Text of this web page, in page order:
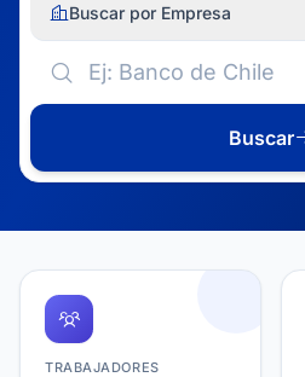
Buscar por Empresa
Buscar
TRABAJADORES